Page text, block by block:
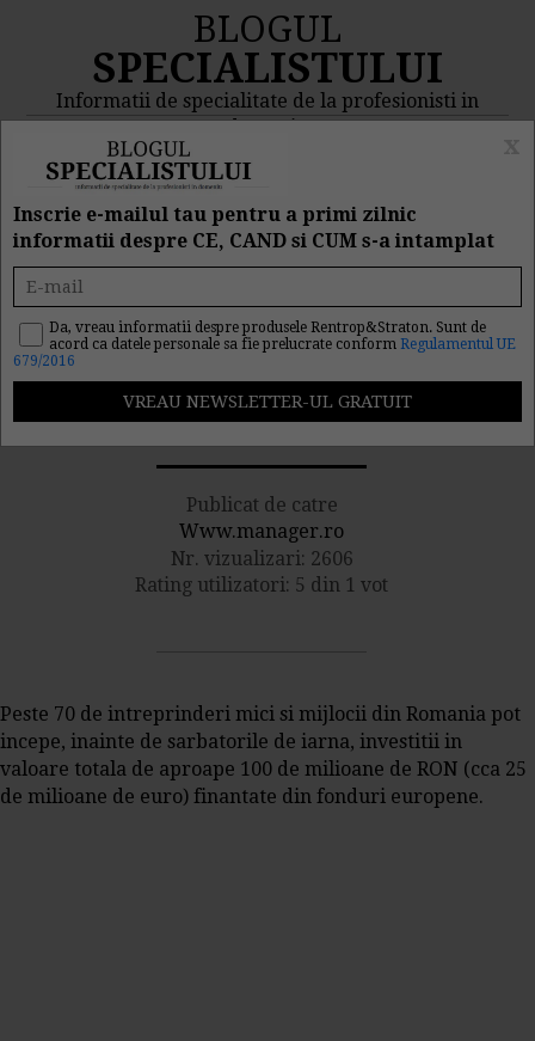
BLOGUL
SPECIALISTULUI
Informatii de specialitate de la profesionisti in
domeniu
MENIU
Fonduri europene
nerambursabile pentru
intreprinderile mici si
mijlocii
Publicat de catre
Www.manager.ro
Nr. vizualizari: 2606
Rating utilizatori: 5 din 1 vot
Peste 70 de intreprinderi mici si mijlocii din Romania pot
incepe, inainte de sarbatorile de iarna, investitii in
valoare totala de aproape 100 de milioane de RON (cca 25
de milioane de euro) finantate din fonduri europene.
Inscrie e-mailul tau pentru a primi zilnic
informatii despre CE, CAND si CUM s-a intamplat
Da, vreau informatii despre produsele Rentrop&Straton. Sunt de
acord ca datele personale sa fie prelucrate conform Regulamentul UE
679/2016